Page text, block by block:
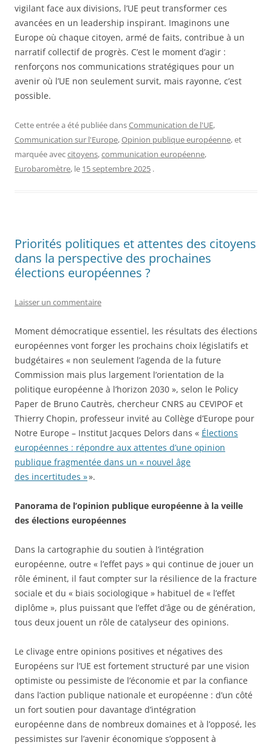
vigilant face aux divisions, l’UE peut transformer ces
avancées en un leadership inspirant. Imaginons une
Europe où chaque citoyen, armé de faits, contribue à un
narratif collectif de progrès. C’est le moment d’agir :
renforçons nos communications stratégiques pour un
avenir où l’UE non seulement survit, mais rayonne, c’est
possible.
Cette entrée a été publiée dansCommunication de l'UE,
Communication sur l'Europe,Opinion publique européenne, et
marquée aveccitoyens,communication européenne,
Eurobaromètre, le 15 septembre 2025 .
Priorités politiques et attentes des citoyens
dans la perspective des prochaines
élections européennes ?
Laisser un commentaire
Moment démocratique essentiel, les résultats des élections
européennes vont forger les prochains choix législatifs et
budgétaires « non seulement l’agenda de la future
Commission mais plus largement l’orientation de la
politique européenne à l’horizon 2030 », selon le Policy
Paper de Bruno Cautrès, chercheur CNRS au CEVIPOF et
Thierry Chopin, professeur invité au Collège d’Europe pour
Notre Europe – Institut Jacques Delors dans « Élections
européennes : répondre aux attentes d’une opinion
publique fragmentée dans un « nouvel âge
des incertitudes »».
Panorama de l’opinion publique européenne à la veille
des élections européennes
Dans la cartographie du soutien à l’intégration
européenne, outre « l’effet pays » qui continue de jouer un
rôle éminent, il faut compter sur la résilience de la fracture
sociale et du « biais sociologique » habituel de « l’effet
diplôme », plus puissant que l’effet d’âge ou de génération,
tous deux jouent un rôle de catalyseur des opinions.
Le clivage entre opinions positives et négatives des
Européens sur l’UE est fortement structuré par une vision
optimiste ou pessimiste de l’économie et par la confiance
dans l’action publique nationale et européenne : d’un côté
un fort soutien pour davantage d’intégration
européenne dans de nombreux domaines et à l’opposé, les
pessimistes sur l’avenir économique s’opposent à